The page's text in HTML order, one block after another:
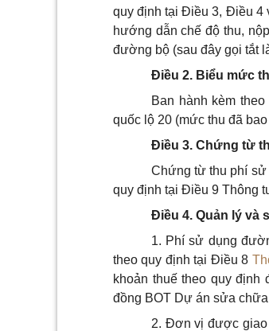
quy định tại Điều 3, Điều
hướng dẫn chế độ thu,
đường bộ (sau đây gọi tắt
Điều 2. Biểu mức
Ban hành kèm
quốc lộ 20 (mức thu đã
Điều 3. Chứng từ
Chứng từ thu phí sử
quy định tại Điều 9 Thông
Điều 4. Quản lý và
1. Phí sử dụng
theo quy định tại Điều 8
khoản thuế theo quy
đồng BOT Dự án sửa
2. Đơn vị được giao